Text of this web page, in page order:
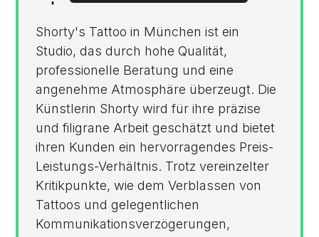
Shorty's Tattoo in München ist ein
Studio, das durch hohe Qualität,
professionelle Beratung und eine
angenehme Atmosphäre überzeugt. Die
Künstlerin Shorty wird für ihre präzise
und filigrane Arbeit geschätzt und bietet
ihren Kunden ein hervorragendes Preis-
Leistungs-Verhältnis. Trotz vereinzelter
Kritikpunkte, wie dem Verblassen von
Tattoos und gelegentlichen
Kommunikationsverzögerungen,